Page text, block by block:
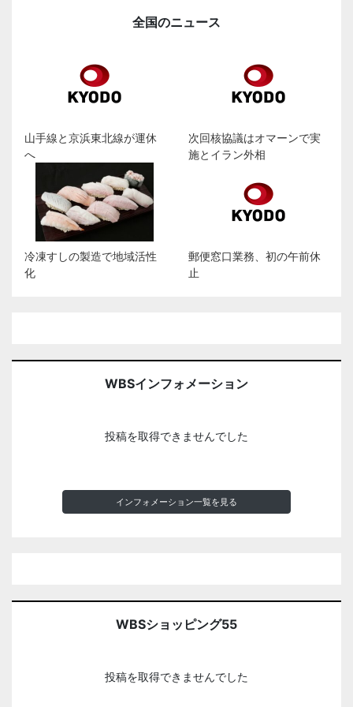
全国のニュース
山手線と京浜東北線が運休
へ
次回核協議はオマーンで実
施とイラン外相
冷凍すしの製造で地域活性
化
郵便窓口業務、初の午前休
止
WBSインフォメーション
投稿を取得できませんでした
インフォメーション一覧を見る
WBSショッピング55
投稿を取得できませんでした